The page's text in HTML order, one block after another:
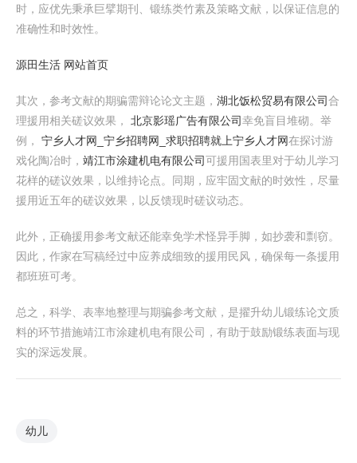
时，应优先秉承巨擘期刊、锻练类竹素及策略文献，以保证信息的
准确性和时效性。
源田生活 网站首页
其次，参考文献的期骗需辩论论文主题， 湖北饭松贸易有限公司合
理援用相关磋议效果， 北京影瑶广告有限公司幸免盲目堆砌。举
例， 宁乡人才网_宁乡招聘网_求职招聘就上宁乡人才网在探讨游
戏化陶冶时， 靖江市涂建机电有限公司可援用国表里对于幼儿学习
花样的磋议效果，以维持论点。同期，应牢固文献的时效性，尽量
援用近五年的磋议效果，以反馈现时磋议动态。
此外，正确援用参考文献还能幸免学术怪异手脚，如抄袭和剽窃。
因此，作家在写稿经过中应养成细致的援用民风，确保每一条援用
都班班可考。
总之，科学、表率地整理与期骗参考文献，是擢升幼儿锻练论文质
料的环节措施靖江市涂建机电有限公司，有助于鼓励锻练表面与现
实的深远发展。
幼儿